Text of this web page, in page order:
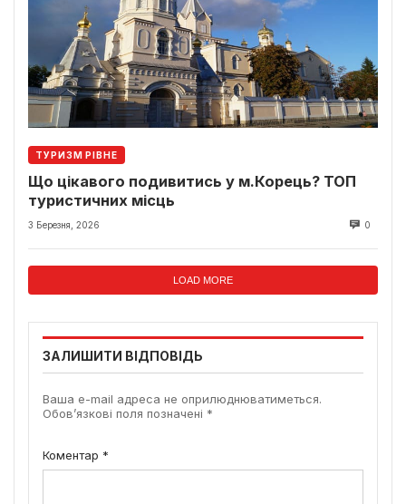
ТУРИЗМ РІВНЕ
Що цікавого подивитись у м.Корець? ТОП
туристичних місць
3 Березня, 2026 0
LOAD MORE
ЗАЛИШИТИ ВІДПОВІДЬ
Ваша e-mail адреса не оприлюднюватиметься.
Обов’язкові поля позначені *
Коментар *